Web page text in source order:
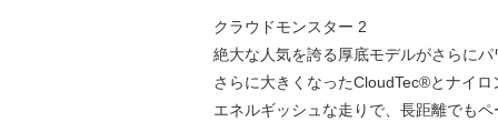
クラウドモンスター 2
絶大な人気を誇る厚底モデルがさらにパ
さらに大きくなったCloudTec®とナイ
エネルギッシュな走りで、長距離でも